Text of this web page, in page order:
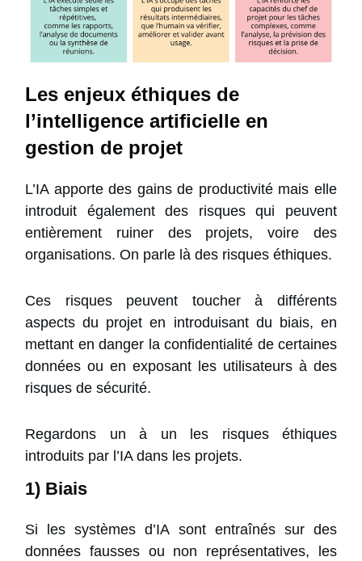
Les enjeux éthiques de
l’intelligence artificielle en
gestion de projet
L’IA apporte des gains de productivité mais elle
introduit également des risques qui peuvent
entièrement ruiner des projets, voire des
organisations. On parle là des risques éthiques.
Ces risques peuvent toucher à différents
aspects du projet en introduisant du biais, en
mettant en danger la confidentialité de certaines
données ou en exposant les utilisateurs à des
risques de sécurité.
Regardons un à un les risques éthiques
introduits par l’IA dans les projets.
1) Biais
Si les systèmes d’IA sont entraînés sur des
données fausses ou non représentatives, les